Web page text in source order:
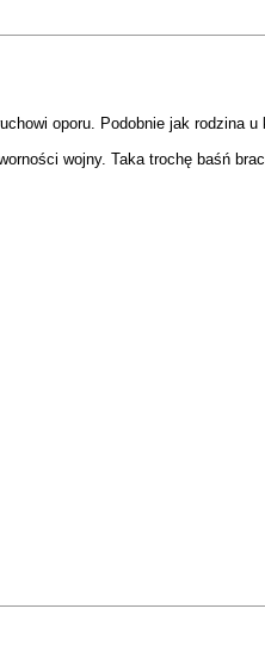
oporu. Podobnie jak rodzina
wojny. Taka trochę baśń